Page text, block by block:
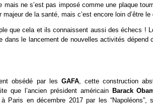
ne s’est pas imposé comme une plaque
de la santé, mais c’est encore loin d’être le
que cela et ils connaissent aussi des échecs !
le lancement de nouvelles activités dépend
obsédé par les GAFA, cette construction
que l’ancien président américain Barack
en décembre 2017 par les “Napoléons”,